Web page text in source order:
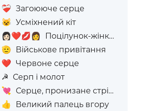
❤️‍🩹 Загоююче серце
😺 Усміхнений кіт
👩🏻‍❤️‍💋‍👩
Поцілунок-жінка: світлий тон шкіри, жінка: Без Відтінку Шкіри
🫡 Військове привітання
❤️ Червоне серце
☭ Серп і молот
💘 Серце, пронизане стрілою
👍
Великий палець вгору